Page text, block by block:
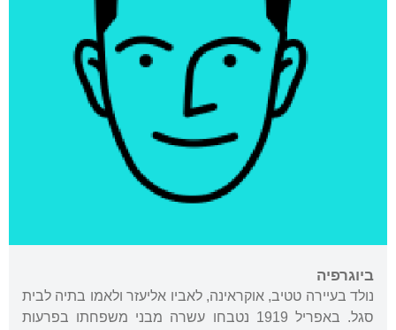
ביוגרפיה
נולד בעיירה טטיב, אוקראינה, לאביו אליעזר ולאמו בתיה לבית
סגל. באפריל 1919 נטבחו עשרה מבני משפחתו בפרעות